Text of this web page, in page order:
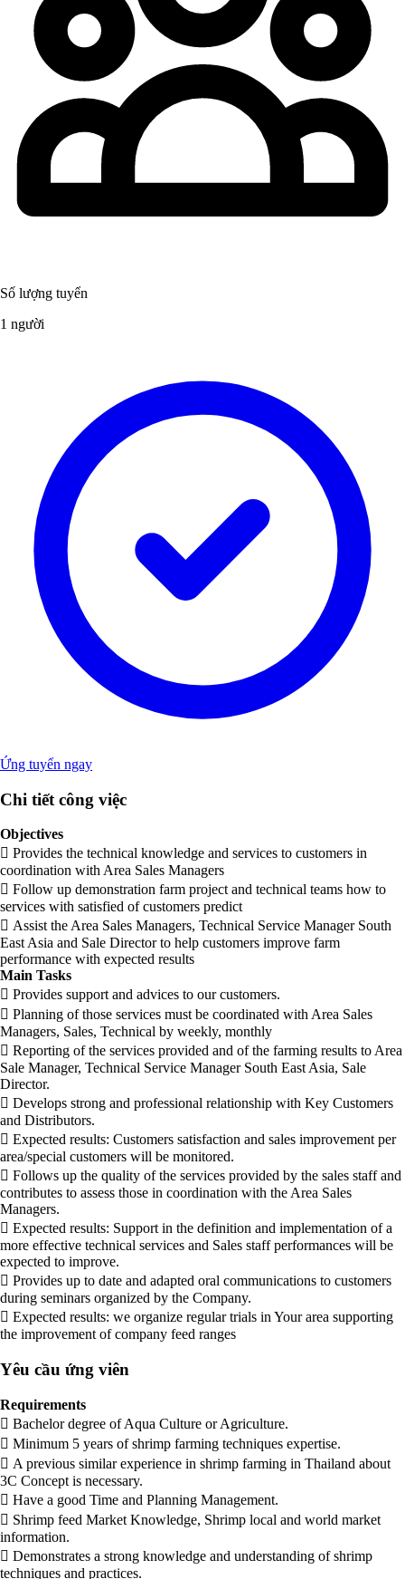
Số lượng tuyển
1 người
Ứng tuyển ngay
Chi tiết công việc
Objectives
 Provides the technical knowledge and services to customers in
coordination with Area Sales Managers
 Follow up demonstration farm project and technical teams how to
services with satisfied of customers predict
 Assist the Area Sales Managers, Technical Service Manager South
East Asia and Sale Director to help customers improve farm
performance with expected results
Main Tasks
 Provides support and advices to our customers.
 Planning of those services must be coordinated with Area Sales
Managers, Sales, Technical by weekly, monthly
 Reporting of the services provided and of the farming results to Area
Sale Manager, Technical Service Manager South East Asia, Sale
Director.
 Develops strong and professional relationship with Key Customers
and Distributors.
 Expected results: Customers satisfaction and sales improvement per
area/special customers will be monitored.
 Follows up the quality of the services provided by the sales staff and
contributes to assess those in coordination with the Area Sales
Managers.
 Expected results: Support in the definition and implementation of a
more effective technical services and Sales staff performances will be
expected to improve.
 Provides up to date and adapted oral communications to customers
during seminars organized by the Company.
 Expected results: we organize regular trials in Your area supporting
the improvement of company feed ranges
Yêu cầu ứng viên
Requirements
 Bachelor degree of Aqua Culture or Agriculture.
 Minimum 5 years of shrimp farming techniques expertise.
 A previous similar experience in shrimp farming in Thailand about
3C Concept is necessary.
 Have a good Time and Planning Management.
 Shrimp feed Market Knowledge, Shrimp local and world market
information.
 Demonstrates a strong knowledge and understanding of shrimp
techniques and practices.